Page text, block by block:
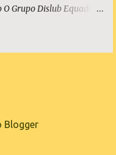
Grupo Dislub Equador
Industrial e Portuário
nacional. Com
Blogger